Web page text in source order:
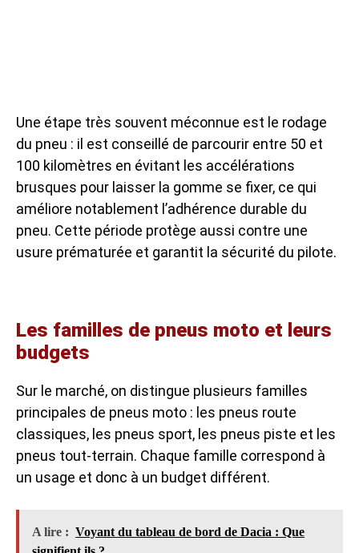
Une étape très souvent méconnue est le rodage
du pneu : il est conseillé de parcourir entre 50 et
100 kilomètres en évitant les accélérations
brusques pour laisser la gomme se fixer, ce qui
améliore notablement l’adhérence durable du
pneu. Cette période protège aussi contre une
usure prématurée et garantit la sécurité du pilote.
Les familles de pneus moto et leurs
budgets
Sur le marché, on distingue plusieurs familles
principales de pneus moto : les pneus route
classiques, les pneus sport, les pneus piste et les
pneus tout-terrain. Chaque famille correspond à
un usage et donc à un budget différent.
A lire : Voyant du tableau de bord de Dacia : Que